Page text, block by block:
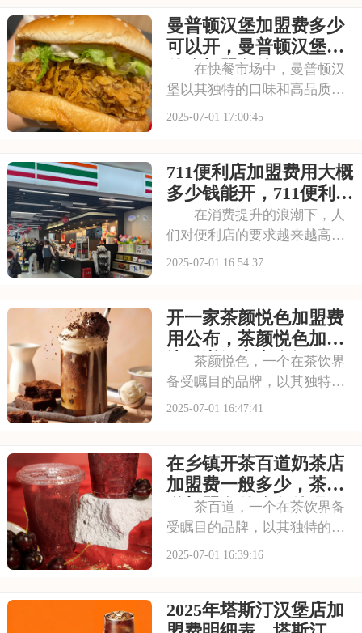
格和温馨的氛围让人仿佛穿越
时空，感受到浓厚的茶文化。
每一款茶饮都选用上
曼普顿汉堡加盟费多少
可以开，曼普顿汉堡有
什么加盟条件呀
在快餐市场中，曼普顿汉
堡以其独特的口味和高品质的
产品脱颖而出，成为众多消费
鼻而来，让人垂涎欲滴。每一
款汉堡都选用上等的食材，搭
配新鲜的蔬菜和秘制
2025-07-01 17:00:45
711便利店加盟费用大概
多少钱能开，711便利店
有什么加盟条件要求吗
在消费提升的浪潮下，人
们对便利店的要求越来越高，
不仅追求商品的丰富性，更注
泛的门店网络和丰富的商品种
类，赢得了市场的认可。每一
间711店铺都
2025-07-01 16:54:37
开一家茶颜悦色加盟费
用公布，茶颜悦色加盟
流程详解内容介绍
茶颜悦色，一个在茶饮界
备受瞩目的品牌，以其独特的
中式茶饮风格和深厚的文化底
的装修风格和温馨的氛围让人
仿佛穿越时空，感受到浓厚的
茶文化。每一款茶饮
2025-07-01 16:47:41
在乡镇开茶百道奶茶店
加盟费一般多少，茶百
道加盟有什么条件吗
茶百道，一个在茶饮界备
受瞩目的品牌，以其独特的中
式茶饮风格和深厚的文化底
装修风格和温馨的氛围让人仿
佛穿越时空，感受到浓厚的茶
2025-07-01 16:39:16
2025年塔斯汀汉堡店加